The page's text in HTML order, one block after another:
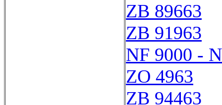
ZB 89663
ZB 91963
NF 9000 -
ZO 4963
ZB 94463